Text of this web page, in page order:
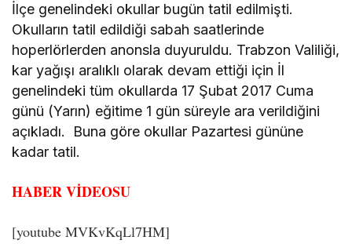
İlçe genelindeki okullar bugün tatil edilmişti.
Okulların tatil edildiği sabah saatlerinde
hoperlörlerden anonsla duyuruldu. Trabzon Valiliği,
kar yağışı aralıklı olarak devam ettiği için İl
genelindeki tüm okullarda 17 Şubat 2017 Cuma
günü (Yarın) eğitime 1 gün süreyle ara verildiğini
açıkladı. Buna göre okullar Pazartesi gününe
kadar tatil.
HABER VİDEOSU
[youtube MVKvKqLl7HM]